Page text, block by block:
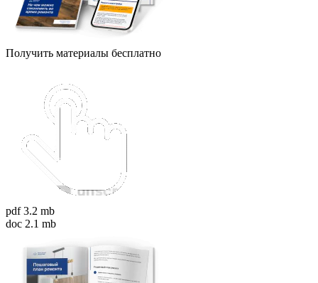
Получить материалы бесплатно
pdf 3.2 mb
doc 2.1 mb